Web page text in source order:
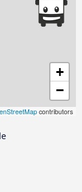
+
−
contributors